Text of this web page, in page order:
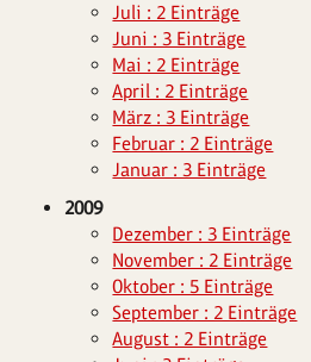
Juli : 2 Einträge
Juni : 3 Einträge
Mai : 2 Einträge
April : 2 Einträge
März : 3 Einträge
Februar : 2 Einträge
Januar : 3 Einträge
2009
Dezember : 3 Einträge
November : 2 Einträge
Oktober : 5 Einträge
September : 2 Einträge
August : 2 Einträge